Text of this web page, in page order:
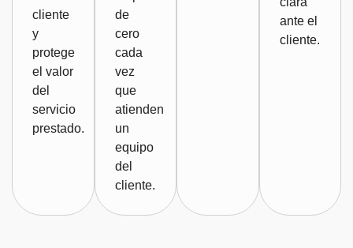
cliente
y
protege
el valor
del
servicio
prestado.
de
cero
cada
vez
que
atienden
un
equipo
del
cliente.
ante el
cliente.